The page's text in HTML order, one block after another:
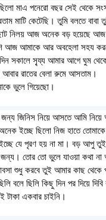
মাএ পনেরো বছর সেই থেকে
মাটি কেটেছি। তুমি বলতে
নিলয় আজ অনেক বড় হয়েছে আজ
আজ আমাকে আর অবহেলা সহয
সকালে সৃ্য্য আমার আগে ঘুম
রাতের বেলা রুমে আসতাম।
ভুলে গিয়েছো।
জন্য জিনিস নিয়ে আসতে আমি
ইচ্ছে ছিলো নিজ হাতে
যে পৃরণ হয় না মা। বড় আপু তুই
জন্য। তোর তো ভুলে যাওয়া কথা
শুধু করবে তুই আমার কাছ থেকে
বলে ছিলি কিছু দিন পর দিয়ে
একবার চাইনি।